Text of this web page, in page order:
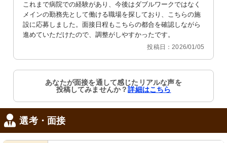
これまで病院での経験があり、今後はダブルワークではなく
メインの勤務先として働ける職場を探しており、こちらの施
設に応募しました。面接日程もこちらの都合を確認しながら
進めていただけたので、調整がしやすかったです。
投稿日：2026/01/05
あなたが面接を通して感じたリアルな声を
投稿してみませんか？詳細はこちら
選考・面接